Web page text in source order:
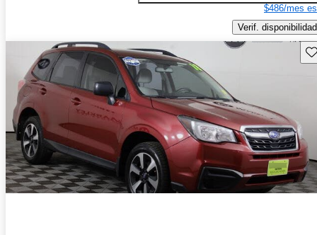
$486/mes
Verif. disponibilidad